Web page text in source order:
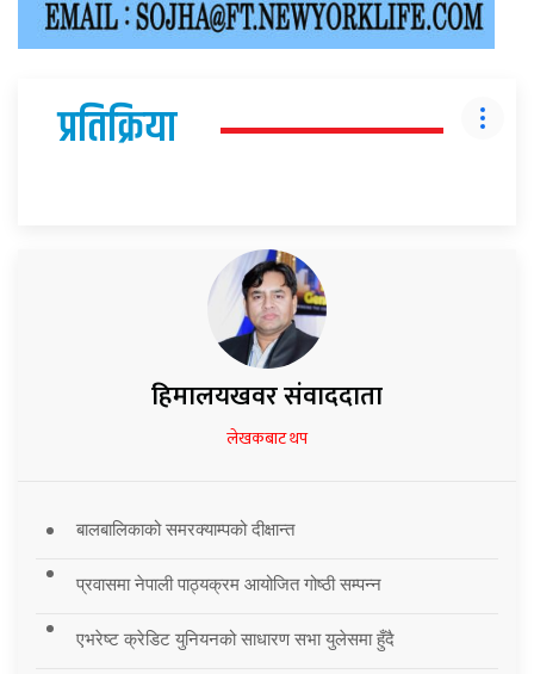
प्रतिक्रिया
हिमालयखवर संवाददाता
लेखकबाट थप
बालबालिकाको समरक्याम्पको दीक्षान्त
प्रवासमा नेपाली पाठ्यक्रम आयोजित गोष्ठी सम्पन्न
एभरेष्ट क्रेडिट युनियनको साधारण सभा युलेसमा हुँदै